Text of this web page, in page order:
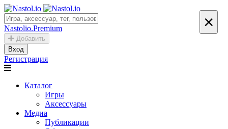
Nastolio.Premium
Добавить
Вход
Регистрация
Каталог
Игры
Аксессуары
Медиа
Публикации
×